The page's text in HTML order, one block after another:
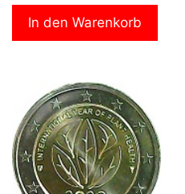
In den Warenkorb